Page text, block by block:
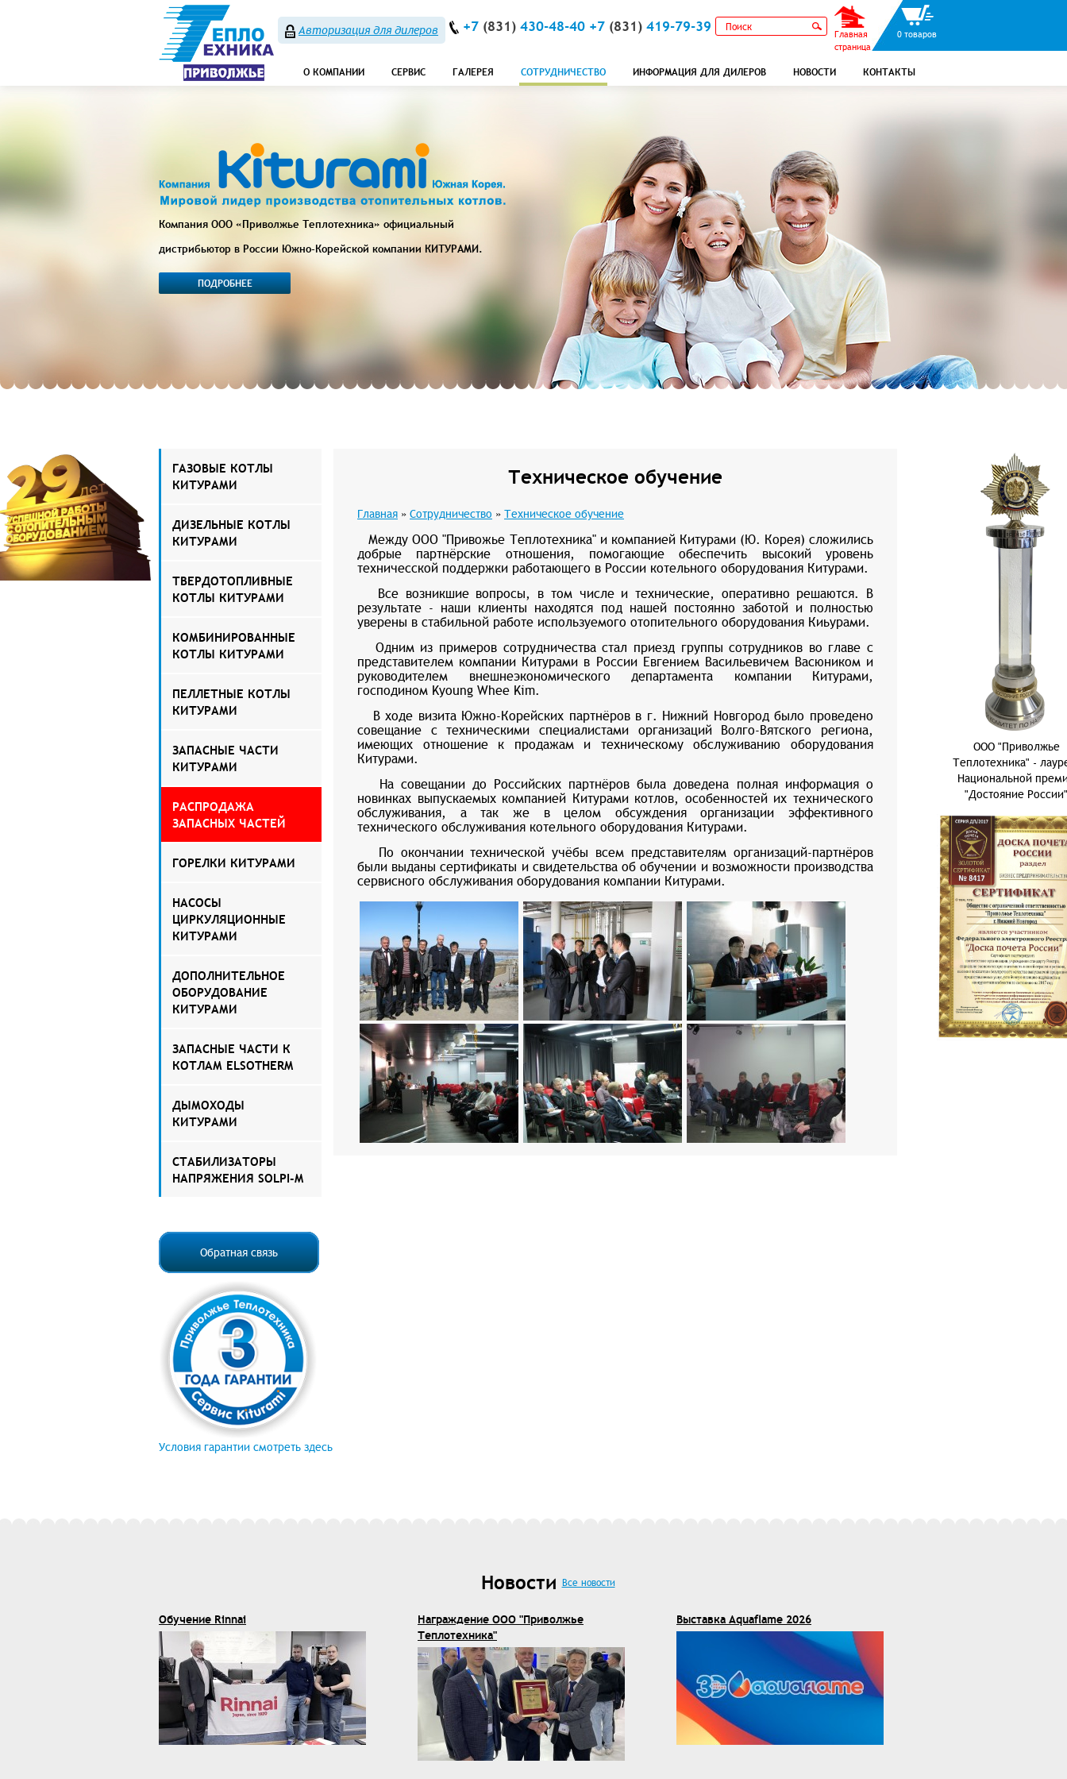
0 товаров
Авторизация для дилеров +7 (831) 430-48-40 +7 (831) 419-79-39
Главная
страница
О КОМПАНИИ СЕРВИС ГАЛЕРЕЯ СОТРУДНИЧЕСТВО ИНФОРМАЦИЯ ДЛЯ ДИЛЕРОВ НОВОСТИ КОНТАКТЫ
Компания ООО «Приволжье Теплотехника» официальный
дистрибьютор в России Южно-Корейской компании КИТУРАМИ.
ПОДРОБНЕЕ
ГАЗОВЫЕ КОТЛЫ
КИТУРАМИ
ДИЗЕЛЬНЫЕ КОТЛЫ
КИТУРАМИ
ТВЕРДОТОПЛИВНЫЕ
КОТЛЫ КИТУРАМИ
КОМБИНИРОВАННЫЕ
КОТЛЫ КИТУРАМИ
ПЕЛЛЕТНЫЕ КОТЛЫ
КИТУРАМИ
ЗАПАСНЫЕ ЧАСТИ
КИТУРАМИ
РАСПРОДАЖА
ЗАПАСНЫХ ЧАСТЕЙ
ГОРЕЛКИ КИТУРАМИ
НАСОСЫ
ЦИРКУЛЯЦИОННЫЕ
КИТУРАМИ
ДОПОЛНИТЕЛЬНОЕ
ОБОРУДОВАНИЕ
КИТУРАМИ
ЗАПАСНЫЕ ЧАСТИ К
КОТЛАМ ELSOTHERM
ДЫМОХОДЫ
КИТУРАМИ
СТАБИЛИЗАТОРЫ
НАПРЯЖЕНИЯ SOLPI-M
Обратная связь
Условия гарантии смотреть здесь
ООО "Приволжье
Теплотехника" -
Национальной
"Достояние России"
Техническое обучение
Главная » Сотрудничество » Техническое обучение
Между ООО "Привожье Теплотехника" и компанией Китурами (Ю. Корея) сложились
добрые партнёрские отношения, помогающие обеспечить высокий уровень
техничесской поддержки работающего в России котельного оборудования Китурами.
Все возникшие вопросы, в том числе и технические, оперативно решаются. В
результате - наши клиенты находятся под нашей постоянно заботой и полностью
уверены в стабильной работе используемого отопительного оборудования Киьурами.
Одним из примеров сотрудничества стал приезд группы сотрудников во главе с
представителем компании Китурами в России Евгением Васильевичем Васюником и
руководителем внешнеэкономического департамента компании Китурами,
господином Kyoung Whee Kim.
В ходе визита Южно-Корейских партнёров в г. Нижний Новгород было проведено
совещание с техническими специалистами организаций Волго-Вятского региона,
имеющих отношение к продажам и техническому обслуживанию оборудования
Китурами.
На совещании до Российских партнёров была доведена полная информация о
новинках выпускаемых компанией Китурами котлов, особенностей их технического
обслуживания, а так же в целом обсуждения организации эффективного
технического обслуживания котельного оборудования Китурами.
По окончании технической учёбы всем представителям организаций-партнёров
были выданы сертификаты и свидетельства об обучении и возможности производства
сервисного обслуживания оборудования компании Китурами.
НовостиВсе новости
Обучение Rinnai
Награждение ООО "Приволжье
Теплотехника"
Выставка Aquaflame 2026